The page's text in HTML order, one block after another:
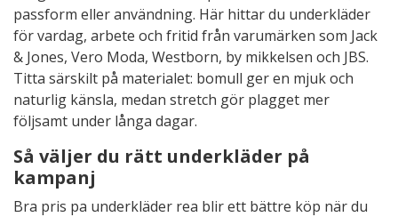
passform eller användning. Här hittar du underkläder
för vardag, arbete och fritid från varumärken som Jack
& Jones, Vero Moda, Westborn, by mikkelsen och JBS.
Titta särskilt på materialet: bomull ger en mjuk och
naturlig känsla, medan stretch gör plagget mer
följsamt under långa dagar.
Så väljer du rätt underkläder på
kampanj
Bra pris pa underkläder rea blir ett bättre köp när du